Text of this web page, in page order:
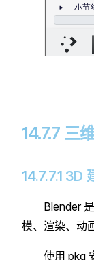
14.7.7 三
14.7.7.1 3D
Blender
模、渲染、动
使用 pkg